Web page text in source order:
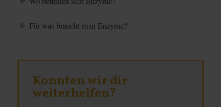
Für was braucht man Enzyme?
Konnten wir dir
weiterhelfen?